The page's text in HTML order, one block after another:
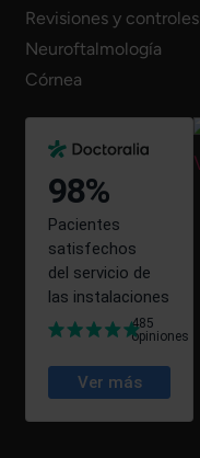
Revisiones y controles
Neuroftalmología
Córnea